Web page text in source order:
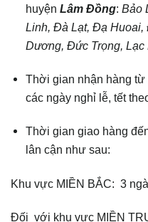
huyệnLâm Đồng:Bảo
Linh, Đà Lạt, Đạ
Dương, Đức Trọng,
Thời gian nhận hàng
các ngày nghỉ lễ, tết
Thời gian giao hàng
lân cận như sau:
Khu vực MIỀN BẮC: 3
Đối với khu vực MIỀN